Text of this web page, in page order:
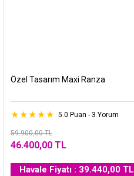
Özel Tasarım Maxi Ranza
5.0 Puan - 3 Yorum
59.900,00 TL
46.400,00 TL
Havale Fiyatı : 39.440,00 TL